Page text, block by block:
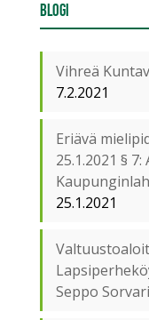
Blogi
Vihreä
7.2.2021
Eriävä
25.1.2021 § 7:
25.1.2021
Seppo Sorvari